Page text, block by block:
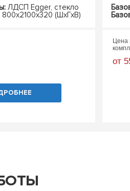
ЛДСП Egger, стекло
800х2100х320 (ШхГхВ)
Цена
от